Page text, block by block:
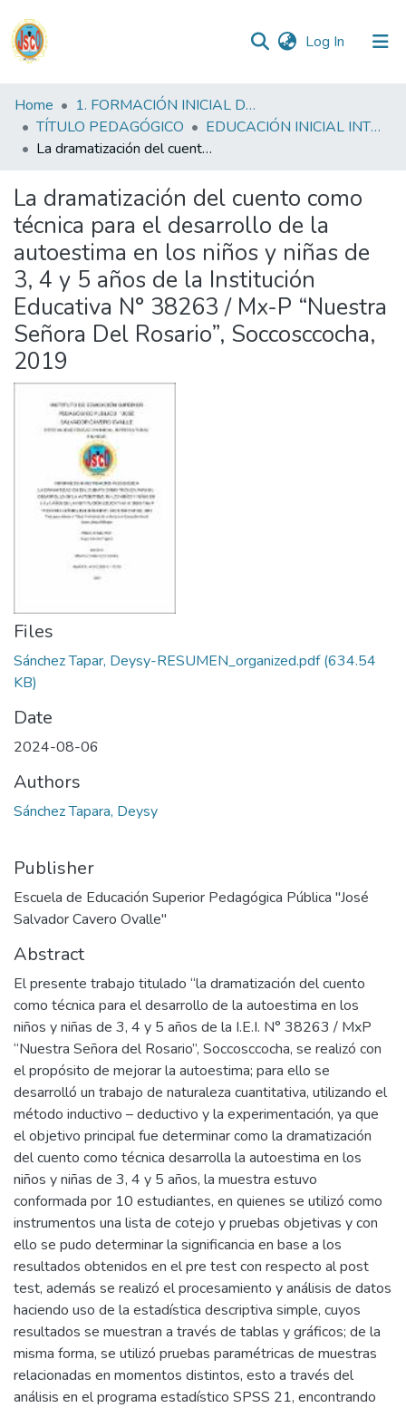
Log In (current)
Communities
&
Collections
Statistics
Reglamento
Formatos
Manuales
Home
1. FORMACIÓN INICIAL DOCENTE
TÍTULO PEDAGÓGICO
EDUCACIÓN INICIAL INTERCULTURAL BILINGUE FID
La dramatización del cuento como técnica para el desarrollo de la autoestima en los niños y niñas de 3, 4 y 5 años de la Institución Educativa N° 38263 / Mx-P “Nuestra Señora Del Rosario”, Soccosccocha, 2019
La dramatización del cuento como
técnica para el desarrollo de la
autoestima en los niños y niñas de
3, 4 y 5 años de la Institución
Educativa N° 38263 / Mx-P “Nuestra
Señora Del Rosario”, Soccosccocha,
2019
Files
Sánchez Tapar, Deysy-RESUMEN_organized.pdf(634.54
KB)
Date
2024-08-06
Authors
Sánchez Tapara, Deysy
Publisher
Escuela de Educación Superior Pedagógica Pública "José
Salvador Cavero Ovalle"
Abstract
El presente trabajo titulado “la dramatización del cuento
como técnica para el desarrollo de la autoestima en los
niños y niñas de 3, 4 y 5 años de la I.E.I. N° 38263 / MxP
“Nuestra Señora del Rosario”, Soccosccocha, se realizó con
el propósito de mejorar la autoestima; para ello se
desarrolló un trabajo de naturaleza cuantitativa, utilizando el
método inductivo – deductivo y la experimentación, ya que
el objetivo principal fue determinar como la dramatización
del cuento como técnica desarrolla la autoestima en los
niños y niñas de 3, 4 y 5 años, la muestra estuvo
conformada por 10 estudiantes, en quienes se utilizó como
instrumentos una lista de cotejo y pruebas objetivas y con
ello se pudo determinar la significancia en base a los
resultados obtenidos en el pre test con respecto al post
test, además se realizó el procesamiento y análisis de datos
haciendo uso de la estadística descriptiva simple, cuyos
resultados se muestran a través de tablas y gráficos; de la
misma forma, se utilizó pruebas paramétricas de muestras
relacionadas en momentos distintos, esto a través del
análisis en el programa estadístico SPSS 21, encontrando